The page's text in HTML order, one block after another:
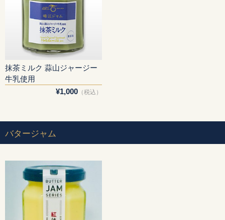
抹茶ミルク 蒜山ジャージー
牛乳使用
¥1,000（税込）
バタージャム